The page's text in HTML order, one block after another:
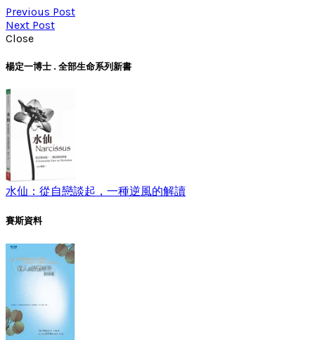
Previous Post
Next Post
Close
楊定一博士 . 全部生命系列新書
水仙：從自戀談起，一種逆風的解讀
賽斯資料